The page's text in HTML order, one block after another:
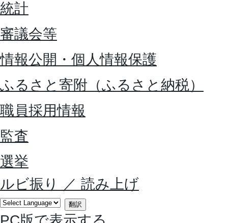
統計
審議会等
情報公開・個人情報保護
ふるさと寄附（ふるさと納税）
職員採用情報
監査
選挙
ルビ振り
／ 読み上げ
翻訳